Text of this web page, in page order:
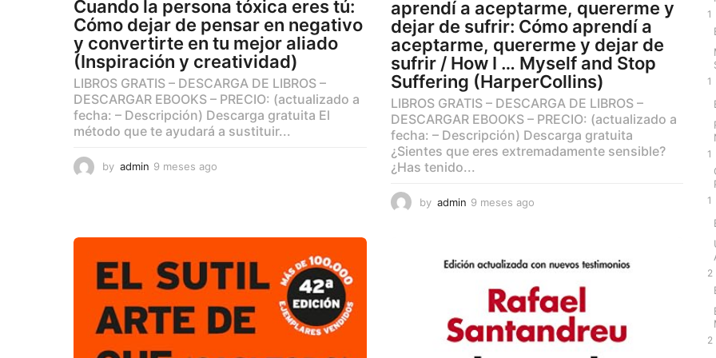
Cuando la persona tóxica eres tú:
Cómo dejar de pensar en negativo
y convertirte en tu mejor aliado
(Inspiración y creatividad)
LIBROS GRATIS – DESCARGA DE LIBROS –
DESCARGAR EBOOKS – PRECIO: (actualizado a
fecha: – Descripción) Descarga gratuita El
método que te ayudará a sustituir...
by admin 9 meses ago
g
o
aprendí a aceptarme, quererme y
dejar de sufrir: Cómo aprendí a
aceptarme, quererme y dejar de
sufrir / How I … Myself and Stop
Suffering (HarperCollins)
LIBROS GRATIS – DESCARGA DE LIBROS –
DESCARGAR EBOOKS – PRECIO: (actualizado a
fecha: – Descripción) Descarga gratuita
¿Sientes que eres extremadamente sensible?
¿Has tenido...
by admin 9 meses ago
e
a
g
o
1
1
1
1
2
2